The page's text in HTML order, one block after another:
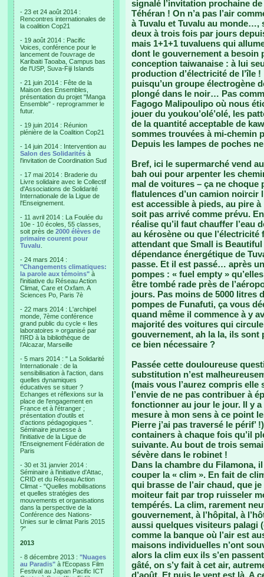
- 23 et 24 août 2014 :
Rencontres internationales de
la coalition Cop21
- 19 août 2014 : Pacific
Voices, conférence pour le
lancement de l'ouvrage de
Karibaiti Taoaba, Campus bas
de l'USP, Suva-Fiji Islands
- 21 juin 2014 : Fête de la
Maison des Ensembles,
présentation du projet "Manga
Ensemble" - reprogrammer le
futur.
- 19 juin 2014 : Réunion
plénière de la Coalition Cop21
- 14 juin 2014 : Intervention au
Salon des Solidarités à
l'invitation de Coordination Sud
- 17 mai 2014 : Braderie du
Livre solidaire avec le Collectif
d'Associations de Solidarité
Internationale de la Ligue de
l'Enseignement.
- 11 avril 2014 : La Foulée du
10e - 10 écoles, 55 classes,
soit près de 2000 élèves de
primaire courent pour
Tuvalu
- 24 mars 2014 :
"Changements climatiques:
la parole aux témoins" à
l'initiative du Réseau Action
Climat, Care et Oxfam. A
Sciences Po, Paris 7è
- 22 mars 2014 : L'archipel
monde, 7ème conférence
grand public du cycle « Iles
laboratoires » organisé par
l'IRD à la bibliothèque de
l’Alcazar, Marseille
- 5 mars 2014 : " La Solidarité
Internationale : de la
sensibilisation à l'action, dans
quelles dynamiques
éducatives se situer ?
Echanges et réflexions sur la
place de l'engagement en
France et à l'étranger ;
présentation d'outils et
d'actions pédagogiques ".
Séminaire jeunesse à
l'initiative de la Ligue de
l'Enseignement Fédération de
Paris
- 30 et 31 janvier 2014 :
Séminaire à l'initiative d'Attac,
CRID et du Réseau Action
Climat - "Quelles mobilisations
et quelles stratégies des
mouvements et organisations
dans la perspective de la
Conférence des Nations-
Unies sur le climat Paris 2015
?"
2013
- 8 décembre 2013 : "Nuages
au Paradis" à l'Ecopass Film
Festival au Japan Pacific ICT
signalé l’invitation prochaine
Téhéran ! On n’a pas l’air
à Tuvalu et Tuvalu au monde…,
deux à trois fois par jours
mais 1+1+1 tuvaluens qui
dont le gouvernement a
conception taiwanaise : à lui
production d’électricité de l’île
puisqu’un groupe électrogène
plongé dans le noir… Pas
Fagogo Malipoulipo où nous
jouer du youkou’olé’olé, les
de la quantité acceptable de
sommes trouvées à mi-chemin
Depuis les lampes de poches
Bref, ici le supermarché vend
bah oui pour arpenter les
mal de voitures – ça ne
flatulences d’un camion noircir
est accessible à pieds, au pire
soit pas arrivé comme prévu.
réalise qu’il faut chauffer l’eau
au kérosène ou que
attendant que Small is
dépendance énergétique de
passe. Et il est passé… après
pompes : « fuel empty »
être tombé rade près de
jours. Pas moins de 5000 litres
pompes de Funafuti, ça vous
quand même il commence à y
majorité des voitures qui
gouvernement, ah la la, ils sont
ce bien nécessaire ?
Passée cette douloureuse
substitution n’est
(mais vous l’aurez compris elle
l’envie de ne pas contribuer à
fonctionner au jour le jour. Il y a
mesure à mon sens à ce point
Pierre j’ai pas traversé le périf’
containers à chaque fois qu’il
suivante. Au bout de trois
sévère dans le robinet !
Dans la chambre du Filamona,
couper la « clim ». En fait de
qui brasse de l’air chaud, que
moiteur fait par trop ruisseler
tempérés. La clim, rarement
gouvernement, à l’hôpital, à
aussi quelques visiteurs palagi
comme la banque où l’air est
maisons individuelles n’ont
alors la clim eux ils s’en
gâté, on s’y fait à cet air,
d’août. Et puis le vent est là. A